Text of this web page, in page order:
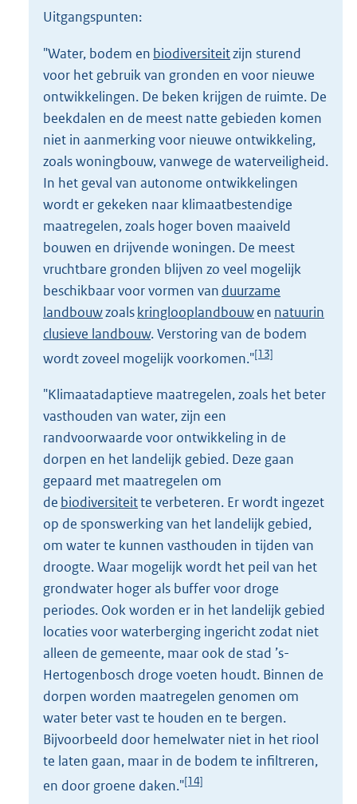
Uitgangspunten:
"Water, bodem en biodiversiteitzijn sturend
voor het gebruik van gronden en voor nieuwe
ontwikkelingen. De beken krijgen de ruimte. De
beekdalen en de meest natte gebieden komen
niet in aanmerking voor nieuwe ontwikkeling,
zoals woningbouw, vanwege de waterveiligheid.
In het geval van autonome ontwikkelingen
wordt er gekeken naar klimaatbestendige
maatregelen, zoals hoger boven maaiveld
bouwen en drijvende woningen. De meest
vruchtbare gronden blijven zo veel mogelijk
beschikbaar voor vormen van duurzame
landbouwzoalskringlooplandbouwen natuurin
clusieve landbouw. Verstoring van de bodem
wordt zoveel mogelijk voorkomen."[13]
"Klimaatadaptieve maatregelen, zoals het beter
vasthouden van water, zijn een
randvoorwaarde voor ontwikkeling in de
dorpen en het landelijk gebied. Deze gaan
gepaard met maatregelen om
de biodiversiteitte verbeteren. Er wordt ingezet
op de sponswerking van het landelijk gebied,
om water te kunnen vasthouden in tijden van
droogte. Waar mogelijk wordt het peil van het
grondwater hoger als buffer voor droge
periodes. Ook worden er in het landelijk gebied
locaties voor waterberging ingericht zodat niet
alleen de gemeente, maar ook de stad ’s-
Hertogenbosch droge voeten houdt. Binnen de
dorpen worden maatregelen genomen om
water beter vast te houden en te bergen.
Bijvoorbeeld door hemelwater niet in het riool
te laten gaan, maar in de bodem te inﬁltreren,
en door groene daken."[14]